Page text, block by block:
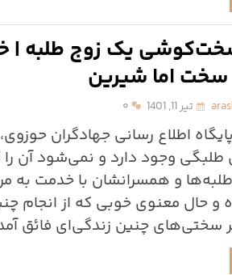
یک زوج طلبه |
سخت اما شیرین
تیر 11, 1401 ۰
اطلاع رسانی جهادگران
وجود دارد و نمی‌شود آن را
طلبه‌ها و همسرانشان با خدمت به
و حال معنوی خوبی که از انجام
سختی‌های چنین زندگی‌ای فائق